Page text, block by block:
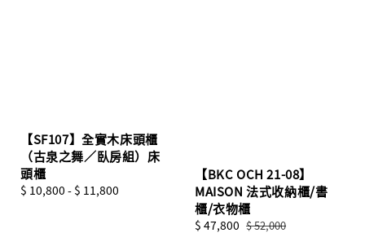
【SF107】全實木床頭櫃
（古泉之舞／臥房組）床
頭櫃
Regular
$ 10,800 - $ 11,800
【BKC OCH 21-08】
MAISON 法式收納櫃/書
櫃/衣物櫃
Sale
$ 47,800 Regular
$ 52,000